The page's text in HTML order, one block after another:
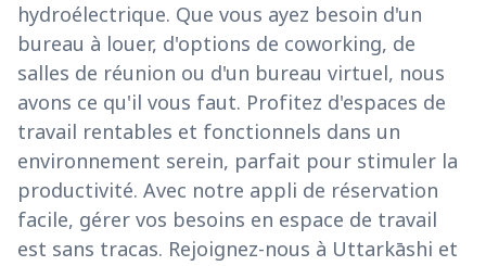
hydroélectrique. Que vous ayez besoin d'un
bureau à louer, d'options de coworking, de
salles de réunion ou d'un bureau virtuel, nous
avons ce qu'il vous faut. Profitez d'espaces de
travail rentables et fonctionnels dans un
environnement serein, parfait pour stimuler la
productivité. Avec notre appli de réservation
facile, gérer vos besoins en espace de travail
est sans tracas. Rejoignez-nous à Uttarkāshi et